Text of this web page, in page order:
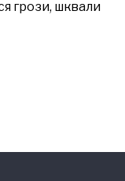
грози, шквали